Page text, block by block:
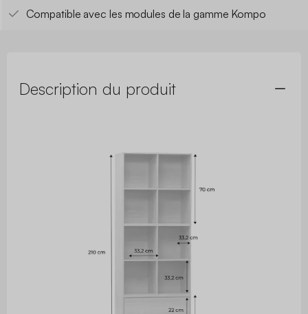
Compatible avec les modules de la gamme Kompo
Description du produit